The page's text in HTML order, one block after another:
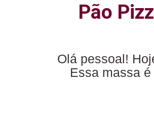
Pão
Olá pessoal!
Essa massa